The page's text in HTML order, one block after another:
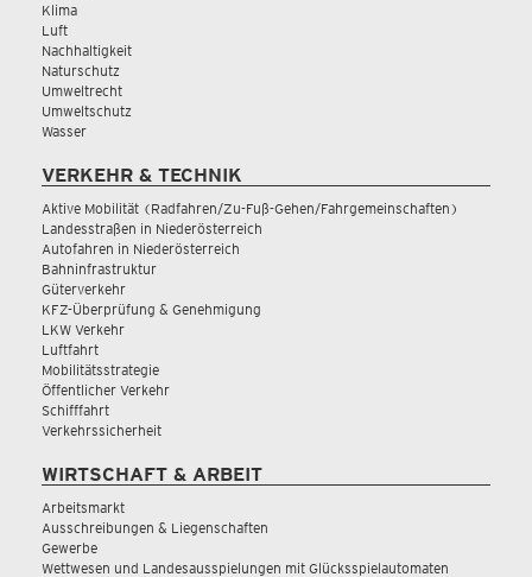
Klima
Luft
Nachhaltigkeit
Naturschutz
Umweltrecht
Umweltschutz
Wasser
VERKEHR & TECHNIK
Aktive Mobilität (Radfahren/Zu-Fuß-Gehen/Fahrgemeinschaften)
Landesstraßen in Niederösterreich
Autofahren in Niederösterreich
Bahninfrastruktur
Güterverkehr
KFZ-Überprüfung & Genehmigung
LKW Verkehr
Luftfahrt
Mobilitätsstrategie
Öffentlicher Verkehr
Schifffahrt
Verkehrssicherheit
WIRTSCHAFT & ARBEIT
Arbeitsmarkt
Ausschreibungen & Liegenschaften
Gewerbe
Wettwesen und Landesausspielungen mit Glücksspielautomaten